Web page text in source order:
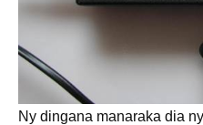
Ny dingana manaraka dia